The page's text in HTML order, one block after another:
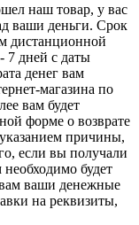
наш товар, у вас
ваши деньги. Срок
дистанционной
7 дней с даты
денег вам
магазина по
вам будет
форме о возврате
причины,
если вы получали
будет
ваши денежные
на реквизиты,